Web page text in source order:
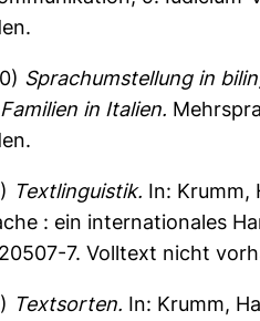
Sprachumstellung in
in Italien.
Textlinguistik. In: Krumm,
: ein internationales
7. Volltext nicht
Textsorten. In: Krumm,